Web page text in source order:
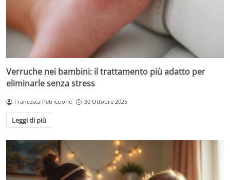
Verruche nei bambini: il trattamento più adatto per
eliminarle senza stress
Francesca Petriccione 30 Ottobre 2025
Leggi di più